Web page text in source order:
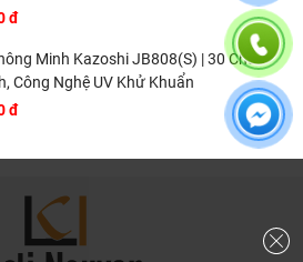
sản phẩm của chúng tôi không
tôi có những dịch vụ được thiết kế
này nó thực sự cần thiết và có giá
đó giúp chúng tôi là đơn vị có giá
trường so với sản phẩm + dịch vụ
được. Bời vì Khali Nguyễn muốn
đ
Minh Kazoshi JB808(S) | 30 Chức
Công Nghệ UV Khử Khuẩn
đ